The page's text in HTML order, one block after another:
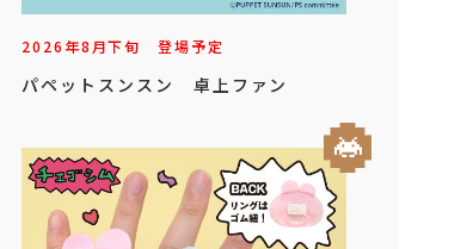
2026年8月下旬 登場予定
パペットスンスン 卓上ファン